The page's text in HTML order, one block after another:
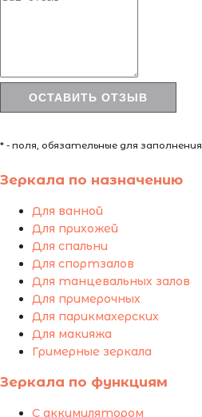
* - поля, обязательные для заполнения
Зеркала по назначению
Для ванной
Для прихожей
Для спальни
Для спортзалов
Для танцевальных залов
Для примерочных
Для парикмахерских
Для макияжа
Гримерные зеркала
Зеркала по функциям
С аккумулятором